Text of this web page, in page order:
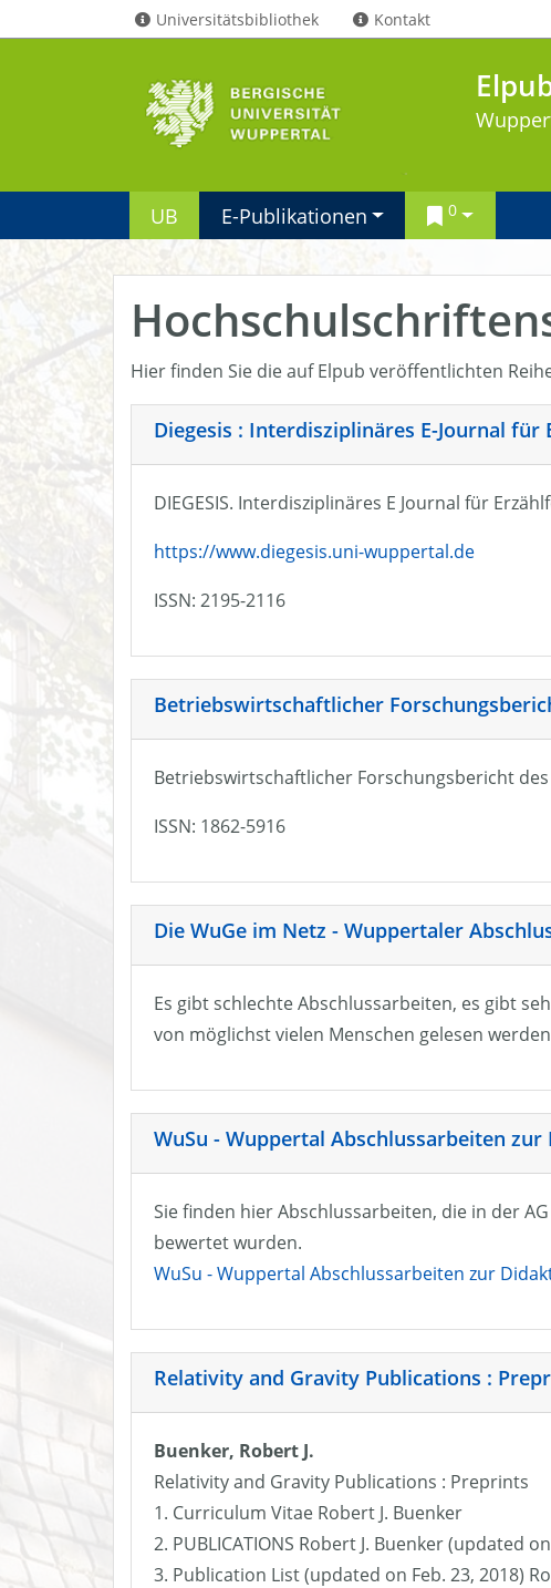
Universitätsbibliothek Kontakt
UB E-Publikationen 0
Hier finden Sie die auf Elpub veröffentlichten
Diegesis : Interdisziplinäres E-Journal für
DIEGESIS. Interdisziplinäres E Journal für
https://www.diegesis.uni-wuppertal.de
ISSN: 2195-2116
Betriebswirtschaftlicher
Betriebswirtschaftlicher Forschungsbericht
ISSN: 1862-5916
Die WuGe im Netz - Wuppertaler
Es gibt schlechte Abschlussarbeiten, es gibt
von möglichst vielen Menschen gelesen
WuSu - Wuppertal Abschlussarbeiten
Sie finden hier Abschlussarbeiten, die in der
bewertet wurden.
WuSu - Wuppertal Abschlussarbeiten zur
Relativity and Gravity Publications :
Buenker, Robert J.
Relativity and Gravity Publications : Preprints
1. Curriculum Vitae Robert J. Buenker
2. PUBLICATIONS Robert J. Buenker (updated
3. Publication List (updated on Feb. 23, 2018)